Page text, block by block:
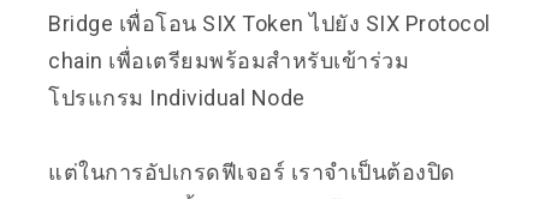
Bridge เพื่อโอน SIX Token ไปยัง SIX Protocol
chain เพื่อเตรียมพร้อมสำหรับเข้าร่วม
โปรแกรม Individual Node
แต่ในการอัปเกรดฟีเจอร์ เราจำเป็นต้องปิด